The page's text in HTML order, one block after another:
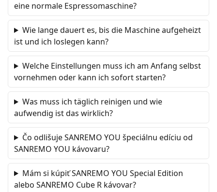
eine normale Espressomaschine?
Wie lange dauert es, bis die Maschine aufgeheizt
ist und ich loslegen kann?
Welche Einstellungen muss ich am Anfang selbst
vornehmen oder kann ich sofort starten?
Was muss ich täglich reinigen und wie
aufwendig ist das wirklich?
Čo odlišuje SANREMO YOU špeciálnu edíciu od
SANREMO YOU kávovaru?
Mám si kúpiť SANREMO YOU Special Edition
alebo SANREMO Cube R kávovar?